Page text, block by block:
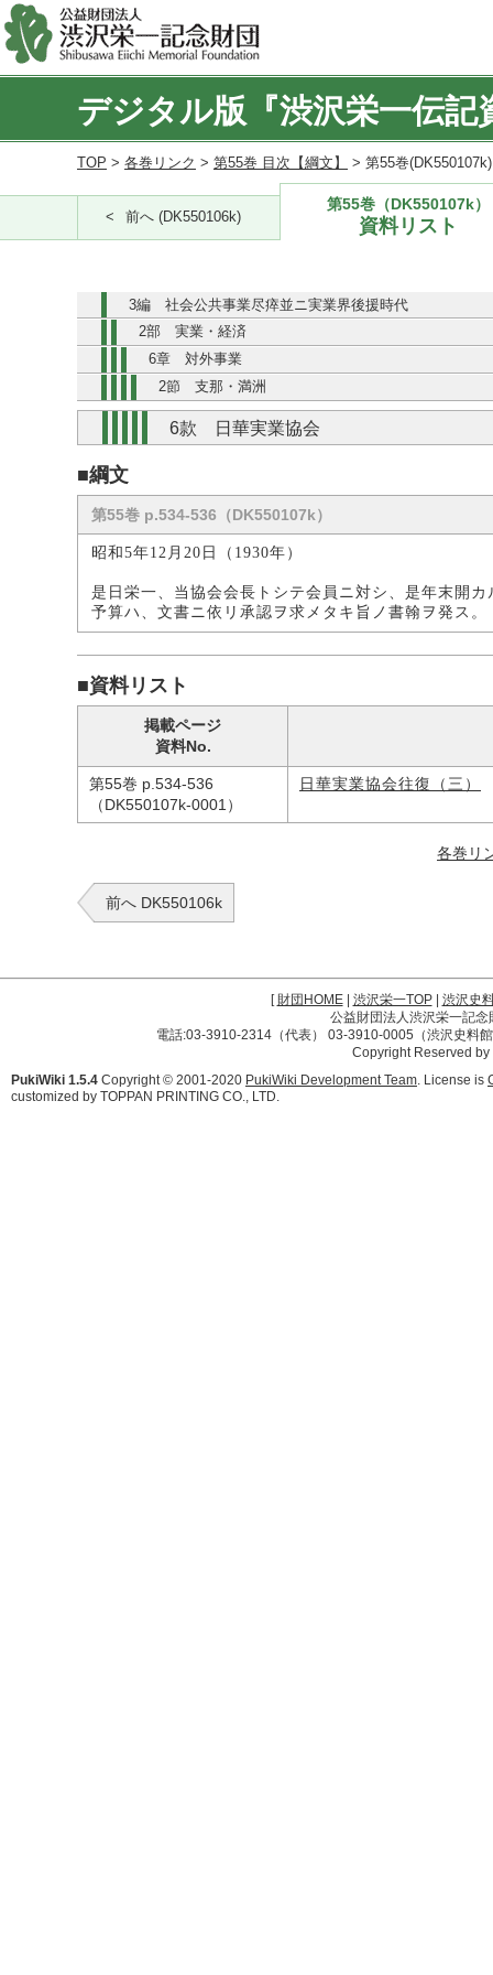
デジタル版『渋沢栄一伝記
TOP > 各巻リンク > 第55巻 目次【綱文】 > 第55巻
前へ (DK550106k)
第55巻（DK550107k）
資料リスト
3編 社会公共事業尽瘁並ニ実業界後援時代
2部 実業・経済
6章 対外事業
2節 支那・満洲
6款 日華実業協会
■綱文
第55巻 p.534-536（DK550107k）
昭和5年12月20日（1930年）
是日栄一、当協会会長トシテ会員ニ対シ、是年末開
予算ハ、文書ニ依リ承認ヲ求メタキ旨ノ書翰ヲ発ス。
■資料リスト
掲載ページ
資料No.
第55巻 p.534-536
（DK550107k-0001）
日華実業協会往復（三）
各巻リ
前へ DK550106k
[財団HOME| 渋沢栄一TOP| 渋沢史
公益財団法人渋沢栄一記
電話:03-3910-2314（代表） 03-3910-0005（渋沢史料
Copyright Reserved
PukiWiki 1.5.4 Copyright © 2001-2020 PukiWiki Development Team. License is
customized by TOPPAN PRINTING CO., LTD.